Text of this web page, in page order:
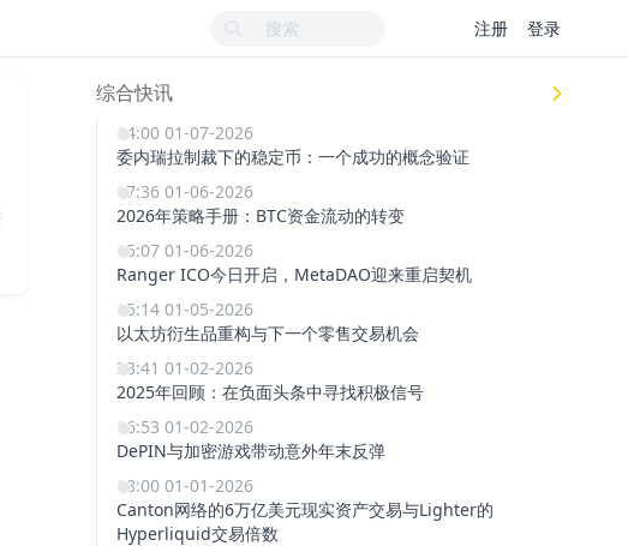
注册 登录
综合快讯
14:00 01-07-2026
委内瑞拉制裁下的稳定币：一个成功的概念验证
17:36 01-06-2026
2026年策略手册：BTC资金流动的转变
15:07 01-06-2026
Ranger ICO今日开启，MetaDAO迎来重启契机
15:14 01-05-2026
以太坊衍生品重构与下一个零售交易机会
23:41 01-02-2026
2025年回顾：在负面头条中寻找积极信号
16:53 01-02-2026
DePIN与加密游戏带动意外年末反弹
18:00 01-01-2026
Canton网络的6万亿美元现实资产交易与Lighter的
Hyperliquid交易倍数